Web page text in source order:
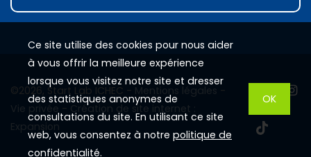
Ce site utilise des cookies pour nous aider
à vous offrir la meilleure expérience
lorsque vous visitez notre site et dresser
des statistiques anonymes de
consultations du site. En utilisant ce site
web, vous consentez à notre politique de
confidentialité.
OK
©2026, Start Lab ICHEC - Mentions légales -
Vie privée - Création de site internet :
Expansion